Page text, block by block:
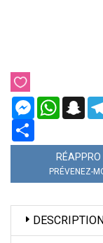
Messenger
RÉAPPRO
PRÉVENEZ-